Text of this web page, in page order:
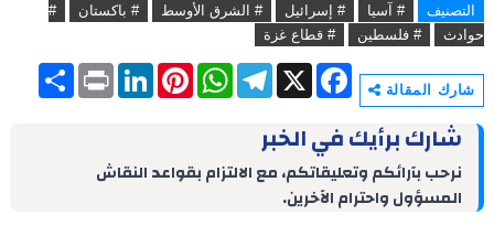
التصنيف # آسيا # إسرائيل # الشرق الأوسط # باكستان
#
حوادث
# فلسطين # قطاع غزة
شارك المقالة
S
h
P
r
L
I
P
e
W
h
p
T
e
g
a
X
F
a
b
o
k
شارك برأيك في الخبر
نرحب بآرائكم وتعليقاتكم، مع الالتزام بقواعد النقاش
المسؤول واحترام الآخرين.